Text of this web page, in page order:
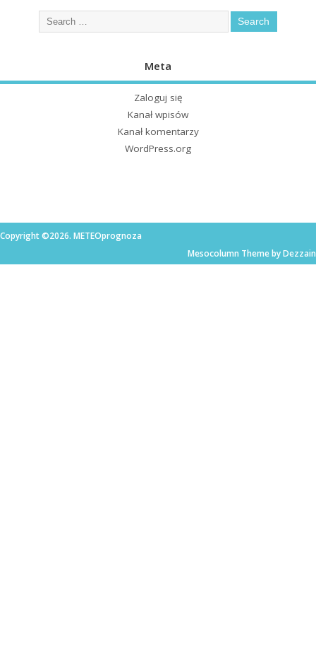
Meta
Zaloguj się
Kanał wpisów
Kanał komentarzy
WordPress.org
Copyright ©2026. METEOprognoza
Mesocolumn Theme by Dezzain